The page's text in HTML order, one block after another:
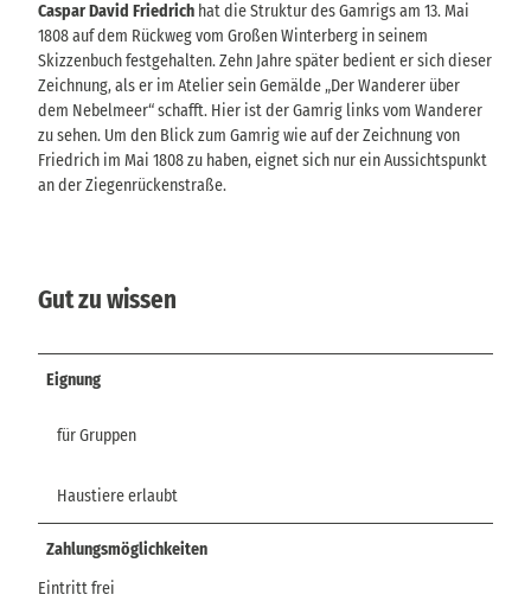
Caspar David Friedrich hat die Struktur des Gamrigs am 13. Mai
1808 auf dem Rückweg vom Großen Winterberg in seinem
Skizzenbuch festgehalten. Zehn Jahre später bedient er sich dieser
Zeichnung, als er im Atelier sein Gemälde „Der Wanderer über
dem Nebelmeer“ schafft. Hier ist der Gamrig links vom Wanderer
zu sehen. Um den Blick zum Gamrig wie auf der Zeichnung von
Friedrich im Mai 1808 zu haben, eignet sich nur ein Aussichtspunkt
an der Ziegenrückenstraße.
Gut zu wissen
Eignung
für Gruppen
Haustiere erlaubt
Zahlungsmöglichkeiten
Eintritt frei